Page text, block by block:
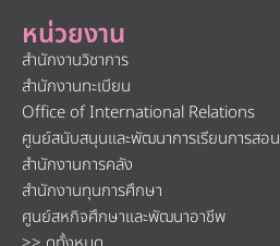
หน่วยงาน
สำนักงานวิชาการ
สำนักงานทะเบียน
Office of International Relations
ศูนย์สนับสนุนและพัฒนาการเรียนการสอน
สำนักงานการคลัง
สำนักงานทุนการศึกษา
ศูนย์สหกิจศึกษาและพัฒนาอาชีพ